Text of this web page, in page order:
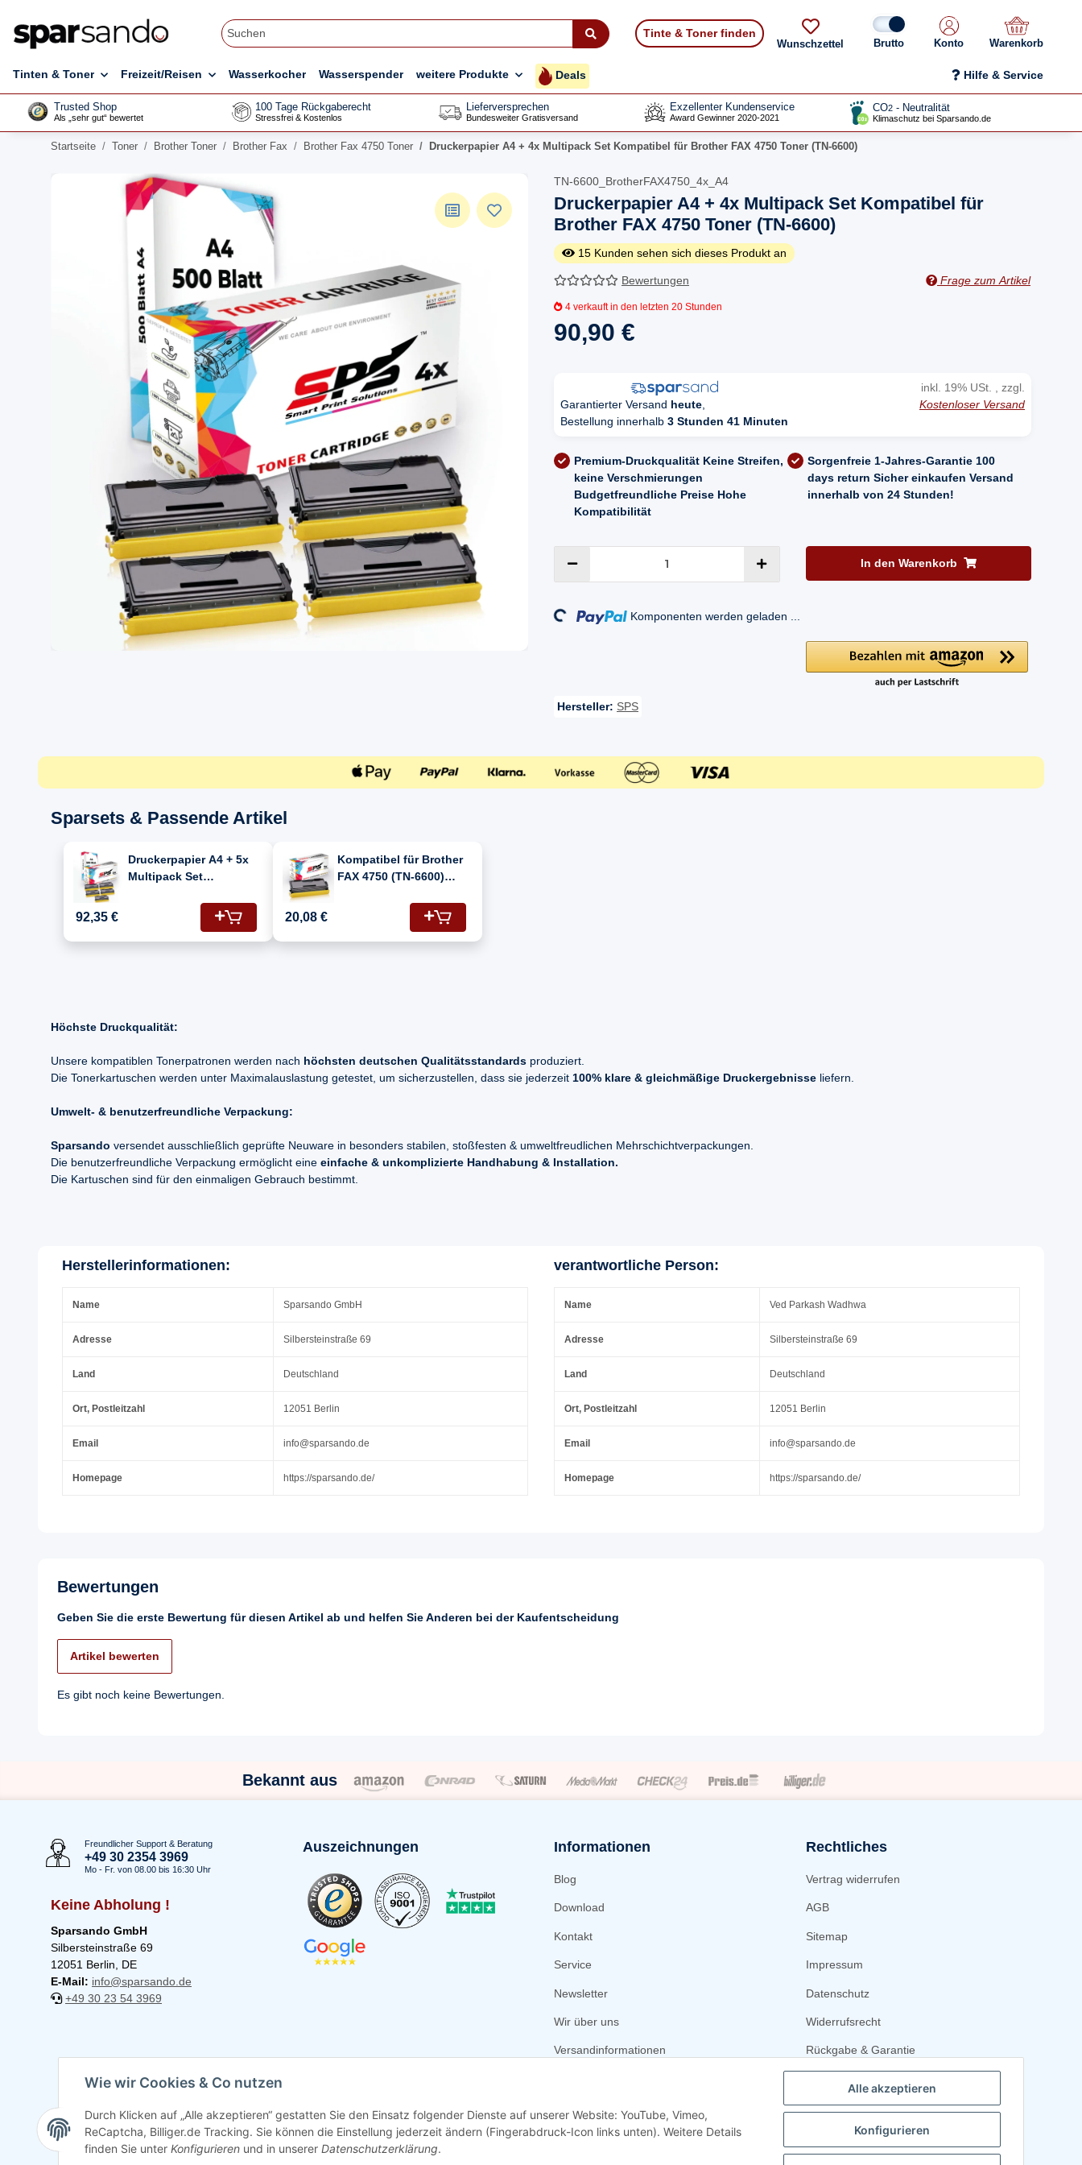
Tinte & Toner finden
Wunschzettel Konto Warenkorb
Tinten & Toner Freizeit/Reisen Wasserkocher Wasserspender weitere Produkte Deals Hilfe & Service
Trusted Shop
Als „sehr gut“ bewertet
100 Tage Rückgaberecht
Stressfrei & Kostenlos
Lieferversprechen
Bundesweiter Gratisversand
Exzellenter Kundenservice
Award Gewinner 2020-2021
CO2 - Neutralität
Klimaschutz bei Sparsando.de
Startseite Toner Brother Toner Brother Fax Brother Fax 4750 Toner Druckerpapier A4 + 4x Multipack Set Kompatibel für Brother FAX 4750 Toner (TN-6600)
TN-6600_BrotherFAX4750_4x_A4
Druckerpapier A4 + 4x Multipack Set Kompatibel für
Brother FAX 4750 Toner (TN-6600)
15 Kunden sehen sich dieses Produkt an
Bewertungen Frage zum Artikel
4 verkauft in den letzten 20 Stunden
90,90 €
Garantierter Versand heute,
Bestellung innerhalb 3 Stunden 41 Minuten
inkl. 19% USt. , zzgl.
Kostenloser Versand
Premium-Druckqualität Keine Streifen,
keine Verschmierungen
Budgetfreundliche Preise Hohe
Kompatibilität
Sorgenfreie 1-Jahres-Garantie 100
days return Sicher einkaufen Versand
innerhalb von 24 Stunden!
In den Warenkorb
Loading... Komponenten werden geladen ...
Hersteller: SPS
Sparsets & Passende Artikel
Druckerpapier A4 + 5x
Multipack Set
92,35 €
Kompatibel für Brother
FAX 4750 (TN-6600)
20,08 €
Höchste Druckqualität:
Unsere kompatiblen Tonerpatronen werden nach höchsten deutschen Qualitätsstandards produziert.
Die Tonerkartuschen werden unter Maximalauslastung getestet, um sicherzustellen, dass sie jederzeit 100% klare & gleichmäßige Druckergebnisse liefern.
Umwelt- & benutzerfreundliche Verpackung:
Sparsando versendet ausschließlich geprüfte Neuware in besonders stabilen, stoßfesten & umweltfreudlichen Mehrschichtverpackungen.
Die benutzerfreundliche Verpackung ermöglicht eine einfache & unkomplizierte Handhabung & Installation.
Die Kartuschen sind für den einmaligen Gebrauch bestimmt.
Herstellerinformationen:
Name Sparsando GmbH
Adresse Silbersteinstraße 69
Land Deutschland
Ort, Postleitzahl 12051 Berlin
Email info@sparsando.de
Homepage https://sparsando.de/
verantwortliche Person:
Name Ved Parkash Wadhwa
Adresse Silbersteinstraße 69
Land Deutschland
Ort, Postleitzahl 12051 Berlin
Email info@sparsando.de
Homepage https://sparsando.de/
Bewertungen
Geben Sie die erste Bewertung für diesen Artikel ab und helfen Sie Anderen bei der Kaufentscheidung
Artikel bewerten
Es gibt noch keine Bewertungen.
Bekannt aus
Freundlicher Support & Beratung
+49 30 2354 3969
Mo - Fr. von 08.00 bis 16:30 Uhr
Keine Abholung !
Sparsando GmbH
Silbersteinstraße 69
12051 Berlin, DE
E-Mail: info@sparsando.de
+49 30 23 54 3969
Auszeichnungen Informationen
Blog
Download
Kontakt
Service
Newsletter
Wir über uns
Versandinformationen
Rechtliches
Vertrag widerrufen
AGB
Sitemap
Impressum
Datenschutz
Widerrufsrecht
Rückgabe & Garantie
Wie wir Cookies & Co nutzen
Durch Klicken auf „Alle akzeptieren“ gestatten Sie den Einsatz folgender Dienste auf unserer Website: YouTube, Vimeo,
ReCaptcha, Billiger.de Tracking. Sie können die Einstellung jederzeit ändern (Fingerabdruck-Icon links unten). Weitere Details
finden Sie unter Konfigurieren und in unserer Datenschutzerklärung.
Alle akzeptieren
Konfigurieren